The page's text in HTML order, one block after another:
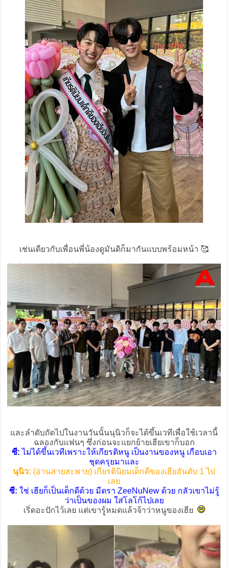
เช่นเดียวกับเพื่อนพี่น้องดูมันดิก็มากันแบบพร้อมหน้า 🥰
และลำดับถัดไปในงานวันนั้นนุนิวก็จะได้ขึ้นเวทีเพื่อใช้เวลานี้
ฉลองกับแฟนๆ ซึ่งก่อนจะแยกย้ายเฮียเขาก็บอก
ซี:ไม่ได้ขึ้นเวทีเพราะให้เกียรติหนู เป็นงานของหนู เกือบเอา
ชุดครุยมาและ
นุนิว: (อ่านสายสะพาย) เกียรตินิยมเด็กดีของเฮียอันดับ 1 ไป
เลย
ซี: ใช่ เฮียก็เป็นเด็กดีด้วย มีตรา ZeeNuNew ด้วย กลัวเขาไม่รู้
ว่าเป็นของผม ใส่โลโก้ไปเลย
เริ่ดอะปักไว้เลย แต่เขารู้หมดแล้วจ้าว่าหนูของเฮีย